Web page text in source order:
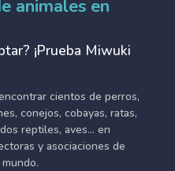
animales en
¡Prueba Miwuki
cientos de perros,
conejos, cobayas, ratas,
reptiles, aves... en
y asociaciones de